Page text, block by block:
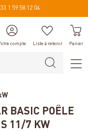
1 59 58 12 04
compte Liste à retenir Panier
BASIC POÊLE
11/7 KW